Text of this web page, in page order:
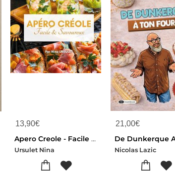
13,90€
Apero Creole - Facile Et Savoureux - Illustrations, Couleur
Ursulet Nina
21,00€
Nicolas Lazic